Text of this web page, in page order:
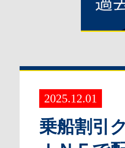
2025.12.01
乗船割引